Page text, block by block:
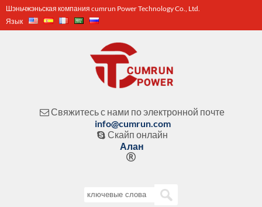
Шэньчжэньская компания cumrun Power Technology Co., Ltd.
Язык
 Свяжитесь с нами по электронной почте
info@cumrun.com
 Скайп онлайн
Алан
